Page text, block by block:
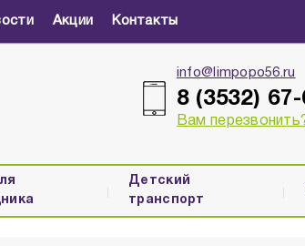
Акции Контакты
info@limpopo56.ru
8 (3532)
Вам
Детский
транспорт